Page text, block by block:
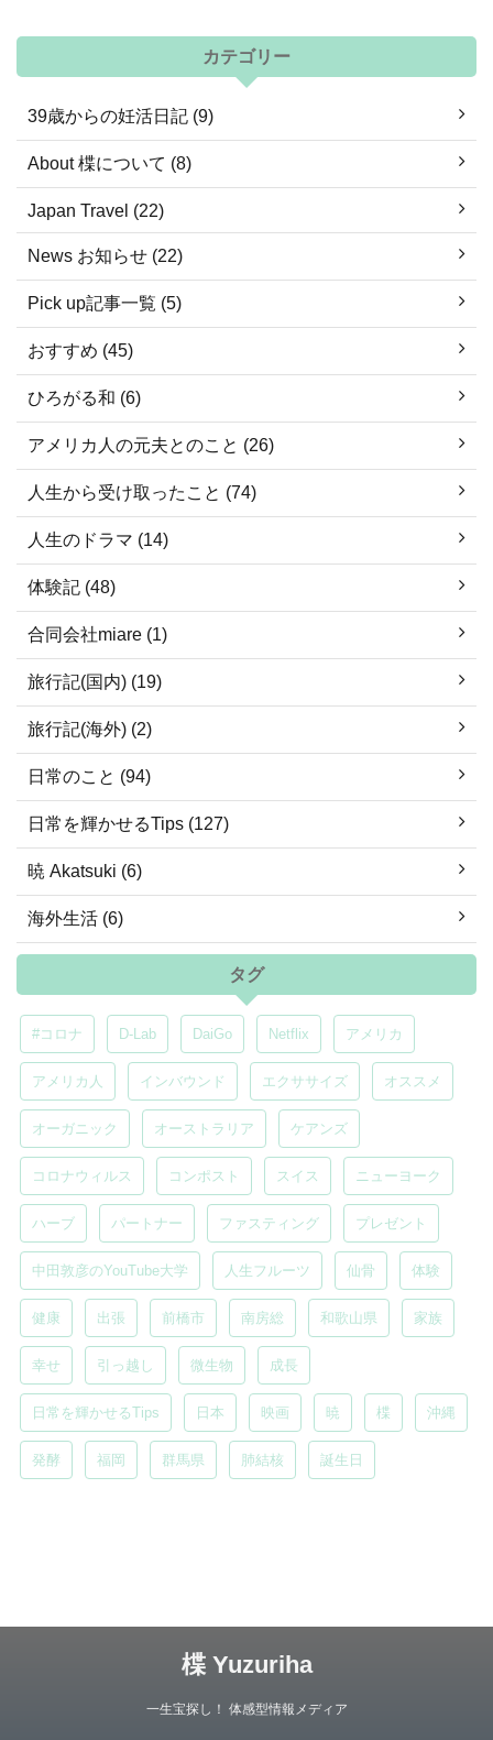
カテゴリー
39歳からの妊活日記 (9)
About 楪について (8)
Japan Travel (22)
News お知らせ (22)
Pick up記事一覧 (5)
おすすめ (45)
ひろがる和 (6)
アメリカ人の元夫とのこと (26)
人生から受け取ったこと (74)
人生のドラマ (14)
体験記 (48)
合同会社miare (1)
旅行記(国内) (19)
旅行記(海外) (2)
日常のこと (94)
日常を輝かせるTips (127)
暁 Akatsuki (6)
海外生活 (6)
タグ
#コロナ D-Lab DaiGo Netflix アメリカ
アメリカ人 インバウンド エクササイズ オススメ
オーガニック オーストラリア ケアンズ
コロナウィルス コンポスト スイス ニューヨーク
ハーブ パートナー ファスティング プレゼント
中田敦彦のYouTube大学 人生フルーツ 仙骨 体験
健康 出張 前橋市 南房総 和歌山県 家族
幸せ 引っ越し 微生物 成長
日常を輝かせるTips 日本 映画 暁 楪 沖縄
発酵 福岡 群馬県 肺結核 誕生日
楪 Yuzuriha
一生宝探し！ 体感型情報メディア
Copyright© 楪 Yuzuriha , 2026 All Rights Reserved.